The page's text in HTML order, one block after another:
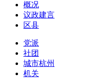
概况
议政建言
区县
党派
社团
城市杭州
机关